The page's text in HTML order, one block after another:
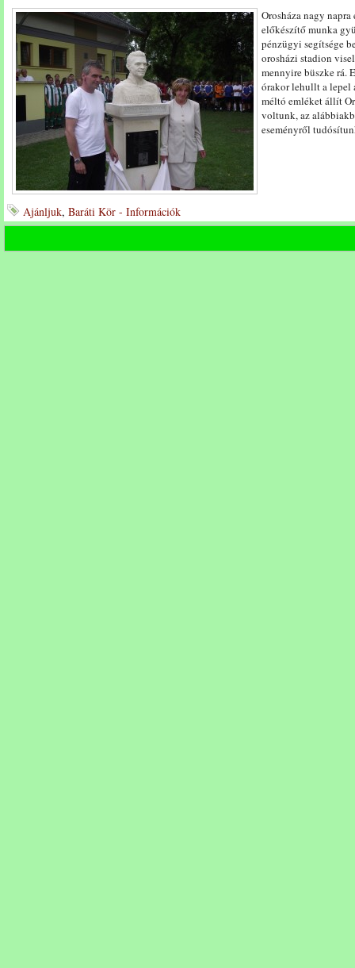
Orosháza nagy
előkészítő munka
pénzügyi segítsége
orosházi stadion
mennyire büszke rá.
órakor lehullt a lepel
méltó emléket állít
voltunk, az
eseményről
Ajánljuk, Baráti Kör - Információk